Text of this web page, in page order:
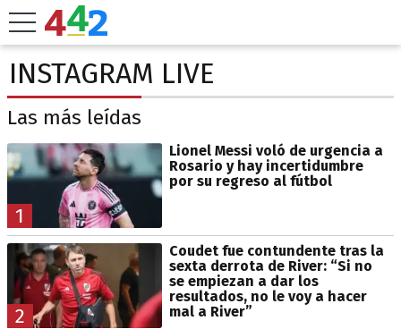
INSTAGRAM LIVE
Las más leídas
1
Lionel Messi voló de urgencia a
Rosario y hay incertidumbre
por su regreso al fútbol
2
Coudet fue contundente tras la
sexta derrota de River: “Si no
se empiezan a dar los
resultados, no le voy a hacer
mal a River”